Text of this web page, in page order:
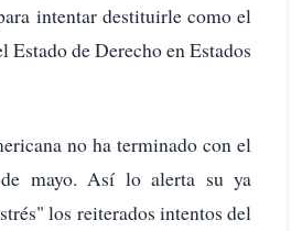
intentar destituirle como el
Estado de Derecho en Estados
no ha terminado con el
mayo. Así lo alerta su ya
los reiterados intentos del